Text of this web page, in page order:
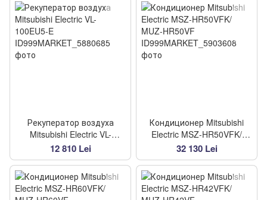
Рекуператор воздуха
Mitsubishi Electric VL-
100EU5-E
12 810 Lei
Кондиционер Mitsubishi
Electric MSZ-HR50VFK/
MUZ-HR50VF
32 130 Lei